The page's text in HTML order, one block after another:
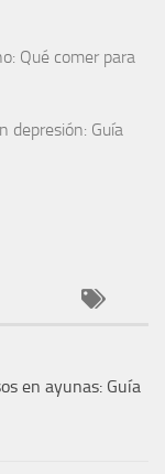
Qué comer para
depresión: Guía
en ayunas: Guía